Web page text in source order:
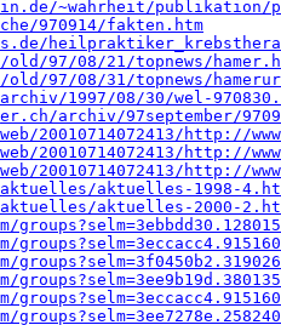
~wahrheit/publikation/
970914/fakten.htm
97/08/21/topnews/
97/08/31/topnews/
1997/08/30/wel-
archiv/97september/
20010714072413/http://
20010714072413/http://
20010714072413/http://
aktuelles-1998-
aktuelles-2000-